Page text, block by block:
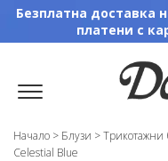
Безплатна доставка
платени с
Начало > Блузи >Трикотажни
Celestial Blue